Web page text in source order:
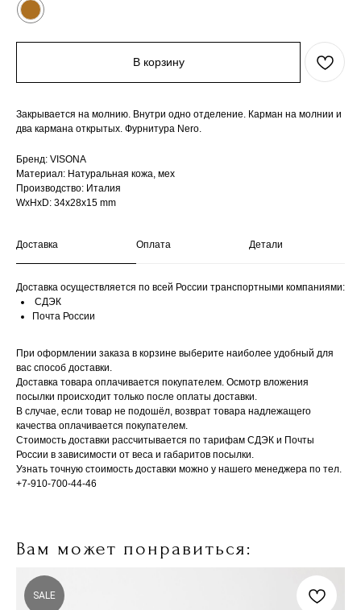
В корзину
Закрывается на молнию. Внутри одно отделение. Карман на молнии и
два кармана открытых. Фурнитура Nero.
Бренд: VISONA
Материал: Натуральная кожа, мех
Производство: Италия
WxHxD: 34x28x15 mm
Доставка Оплата Детали
Доставка осуществляется по всей России транспортными компаниями:
СДЭК
Почта России
При оформлении заказа в корзине выберите наиболее удобный для
вас способ доставки.
Доставка товара оплачивается покупателем. Осмотр вложения
посылки происходит только после оплаты доставки.
В случае, если товар не подошёл, возврат товара надлежащего
качества оплачивается покупателем.
Стоимость доставки рассчитывается по тарифам СДЭК и Почты
России в зависимости от веса и габаритов посылки.
Узнать точную стоимость доставки можно у нашего менеджера по тел.
+7-910-700-44-46
Вам может понравиться:
SALE